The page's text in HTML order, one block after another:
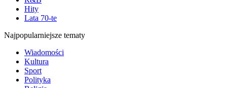
Hity
Lata 70-te
Najpopularniejsze tematy
Wiadomości
Kultura
Sport
Polityka